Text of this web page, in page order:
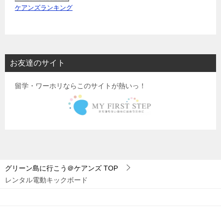
ケアンズランキング
お友達のサイト
留学・ワーホリならこのサイトが熱いっ！
グリーン島に行こう＠ケアンズ TOP
レンタル電動キックボード